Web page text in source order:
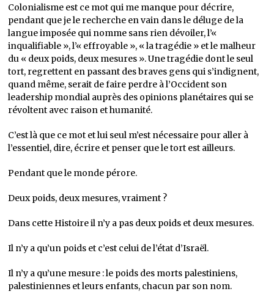
Colonialisme est ce mot qui me manque pour décrire,
pendant que je le recherche en vain dans le déluge de la
langue imposée qui nomme sans rien dévoiler, l’«
inqualifiable », l’« effroyable », « la tragédie » et le malheur
du « deux poids, deux mesures ». Une tragédie dont le seul
tort, regrettent en passant des braves gens qui s’indignent,
quand même, serait de faire perdre à l’Occident son
leadership mondial auprès des opinions planétaires qui se
révoltent avec raison et humanité.
C’est là que ce mot et lui seul m’est nécessaire pour aller à
l’essentiel, dire, écrire et penser que le tort est ailleurs.
Pendant que le monde pérore.
Deux poids, deux mesures, vraiment ?
Dans cette Histoire il n’y a pas deux poids et deux mesures.
Il n’y a qu’un poids et c’est celui de l’état d’Israël.
Il n’y a qu’une mesure : le poids des morts palestiniens,
palestiniennes et leurs enfants, chacun par son nom.